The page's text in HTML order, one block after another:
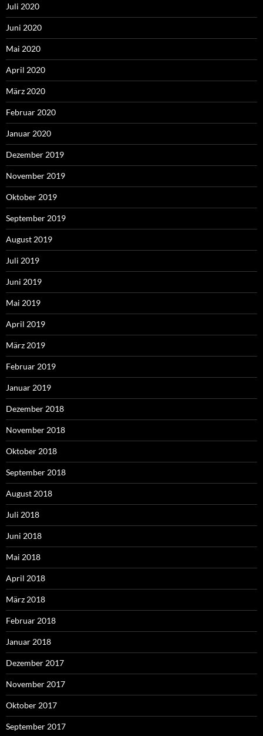
Juli 2020
Juni 2020
Mai 2020
April 2020
März 2020
Februar 2020
Januar 2020
Dezember 2019
November 2019
Oktober 2019
September 2019
August 2019
Juli 2019
Juni 2019
Mai 2019
April 2019
März 2019
Februar 2019
Januar 2019
Dezember 2018
November 2018
Oktober 2018
September 2018
August 2018
Juli 2018
Juni 2018
Mai 2018
April 2018
März 2018
Februar 2018
Januar 2018
Dezember 2017
November 2017
Oktober 2017
September 2017